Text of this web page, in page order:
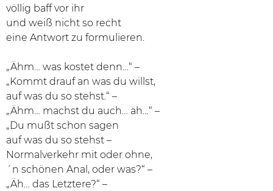
völlig baff vor ihr
und weiß nicht so recht
eine Antwort zu formulieren.
„Ähm… was kostet denn…“ –
„Kommt drauf an was du willst,
auf was du so stehst.“ –
„Ähm… machst du auch… äh…“ –
„Du mußt schon sagen
auf was du so stehst –
Normalverkehr mit oder ohne,
´n schönen Anal, oder was?“ –
„Äh… das Letztere?“ –